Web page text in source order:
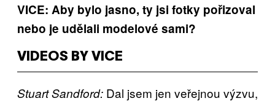
VICE: Aby bylo jasno, ty jsi fotky pořizoval
nebo je udělali modelové sami?
VIDEOS BY VICE
Stuart Sandford: Dal jsem jen veřejnou výzvu,